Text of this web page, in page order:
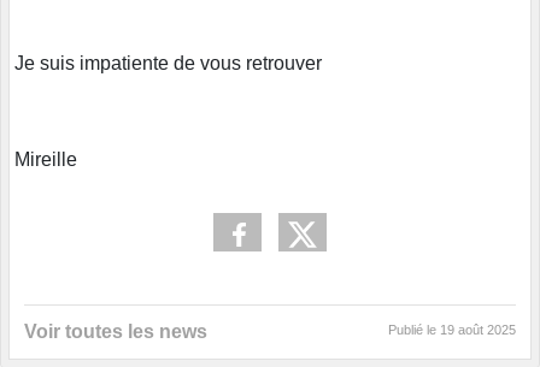
Je suis impatiente de vous retrouver
Mireille
Voir toutes les news Publié le 19 août 2025